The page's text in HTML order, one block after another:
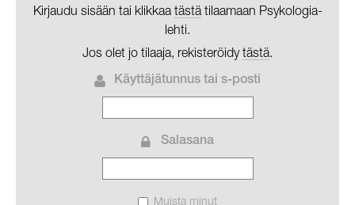
Kirjaudu sisään tai klikkaa tästätilaamaan Psykologia-
lehti.
Jos olet jo tilaaja, rekisteröidytästä.
Käyttäjätunnus tai s-posti
Salasana
Muista minut